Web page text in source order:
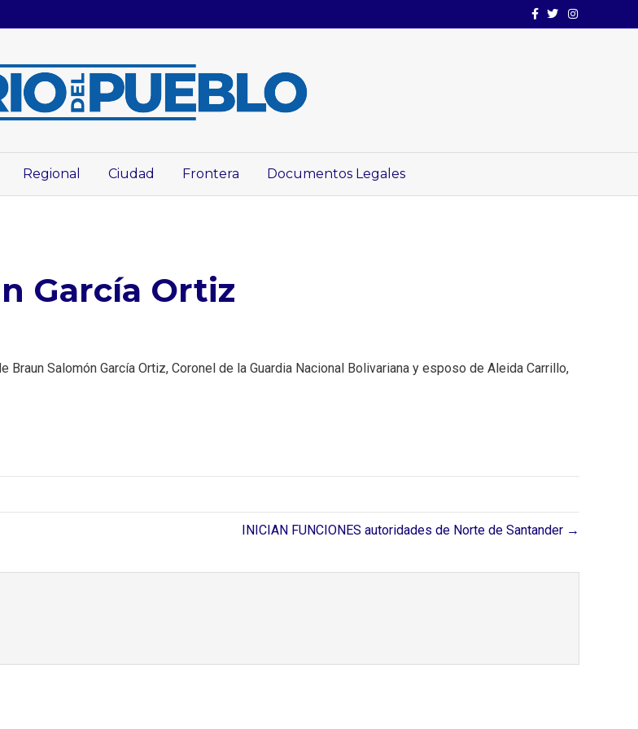
Facebook
TwitterInstagram
Regional Ciudad Frontera Documentos Legales
García Ortiz
Salomón García Ortiz, Coronel de la Guardia Nacional Bolivariana y esposo de Aleida Carrillo,
INICIAN FUNCIONES autoridades de Norte de Santander →